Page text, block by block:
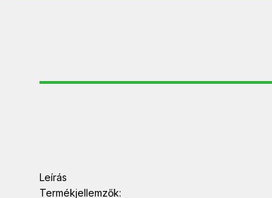
Leírás
Termékjellemzők: